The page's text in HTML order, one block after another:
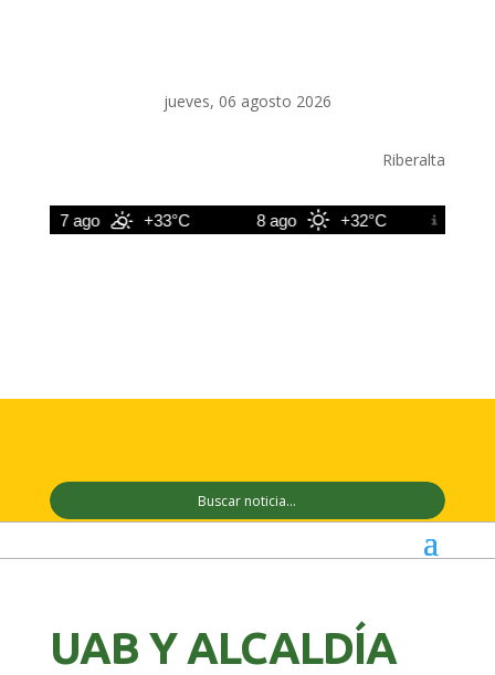
jueves, 06 agosto 2026
Riberalta
7 ago +33°C 8 ago +32°C 9 ago
UAB Y ALCALDÍA